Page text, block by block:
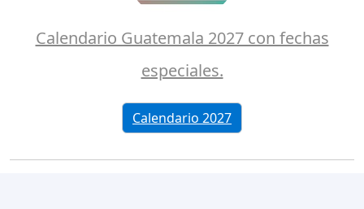
Calendario Guatemala 2027 con fechas
especiales.
Calendario 2027